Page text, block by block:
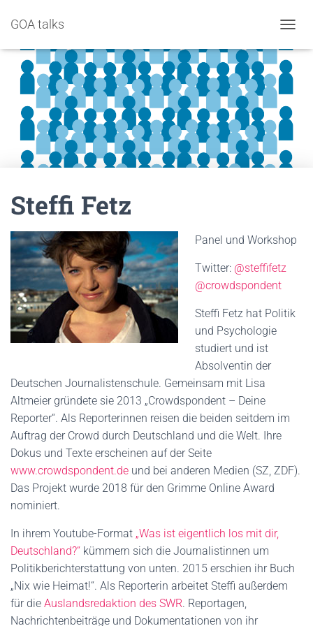
GOA talks
Steffi Fetz
Panel und Workshop
Twitter: @steffifetz
@crowdspondent
Steffi Fetz hat Politik
und Psychologie
studiert und ist
Absolventin der
Deutschen Journalistenschule. Gemeinsam mit Lisa
Altmeier gründete sie 2013 „Crowdspondent – Deine
Reporter“. Als Reporterinnen reisen die beiden seitdem im
Auftrag der Crowd durch Deutschland und die Welt. Ihre
Dokus und Texte erscheinen auf der Seite
www.crowdspondent.de und bei anderen Medien (SZ, ZDF).
Das Projekt wurde 2018 für den Grimme Online Award
nominiert.
In ihrem Youtube-Format „Was ist eigentlich los mit dir,
Deutschland?“ kümmern sich die Journalistinnen um
Politikberichterstattung von unten. 2015 erschien ihr Buch
„Nix wie Heimat!“. Als Reporterin arbeitet Steffi außerdem
für die Auslandsredaktion des SWR. Reportagen,
Nachrichtenbeiträge und Dokumentationen von ihr